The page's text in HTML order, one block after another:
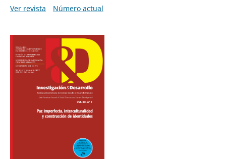
Ver revista
Número actual